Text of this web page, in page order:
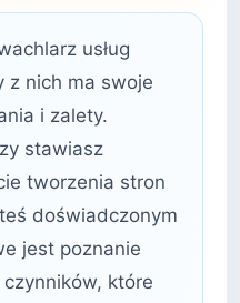
usług
z nich ma swoje
i zalety.
stawiasz
tworzenia stron
doświadczonym
jest poznanie
które